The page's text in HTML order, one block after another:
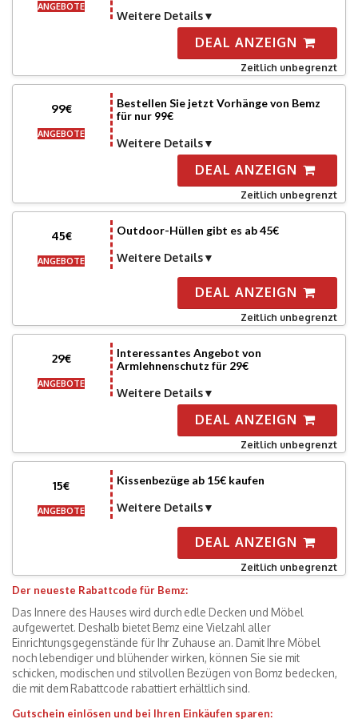
ANGEBOTE
Weitere Details
DEAL ANZEIGN
Zeitlich unbegrenzt
99€
ANGEBOTE
Bestellen Sie jetzt Vorhänge von Bemz
für nur 99€
Weitere Details
DEAL ANZEIGN
Zeitlich unbegrenzt
45€
ANGEBOTE
Outdoor-Hüllen gibt es ab 45€
Weitere Details
DEAL ANZEIGN
Zeitlich unbegrenzt
29€
ANGEBOTE
Interessantes Angebot von
Armlehnenschutz für 29€
Weitere Details
DEAL ANZEIGN
Zeitlich unbegrenzt
15€
ANGEBOTE
Kissenbezüge ab 15€ kaufen
Weitere Details
DEAL ANZEIGN
Zeitlich unbegrenzt
Der neueste Rabattcode für Bemz:
Das Innere des Hauses wird durch edle Decken und Möbel
aufgewertet. Deshalb bietet Bemz eine Vielzahl aller
Einrichtungsgegenstände für Ihr Zuhause an. Damit Ihre Möbel
noch lebendiger und blühender wirken, können Sie sie mit
schicken, modischen und stilvollen Bezügen von Bomz bedecken,
die mit dem Rabattcode rabattiert erhältlich sind.
Gutschein einlösen und bei Ihren Einkäufen sparen: